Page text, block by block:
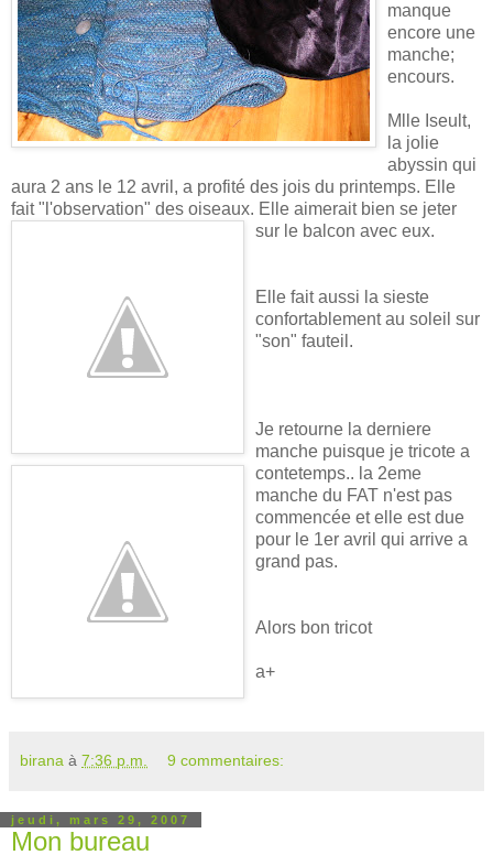
manque
encore une
manche;
encours.
Mlle Iseult,
la jolie
abyssin qui
aura 2 ans le 12 avril, a profité des jois du printemps. Elle
fait "l'observation" des oiseaux. Elle aimerait bien se jeter
sur le balcon avec eux.
Elle fait aussi la sieste
confortablement au soleil sur
"son" fauteil.
Je retourne la derniere
manche puisque je tricote a
contetemps.. la 2eme
manche du FAT n'est pas
commencée et elle est due
pour le 1er avril qui arrive a
grand pas.
Alors bon tricot
a+
birana à 7:36 p.m. 9 commentaires:
jeudi, mars 29, 2007
Mon bureau